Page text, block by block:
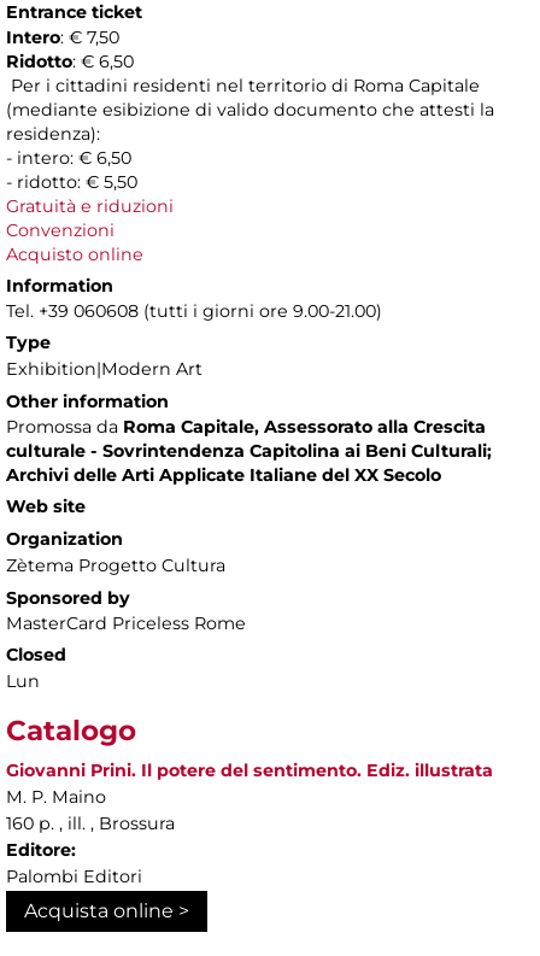
Entrance ticket
Intero: € 7,50
Ridotto: € 6,50
Per i cittadini residenti nel territorio di Roma Capitale
(mediante esibizione di valido documento che attesti la
residenza):
- intero: € 6,50
- ridotto: € 5,50
Gratuità e riduzioni
Convenzioni
Acquisto online
Information
Tel. +39 060608 (tutti i giorni ore 9.00-21.00)
Type
Exhibition|Modern Art
Other information
Promossa da Roma Capitale, Assessorato alla Crescita
culturale - Sovrintendenza Capitolina ai Beni Culturali;
Archivi delle Arti Applicate Italiane del XX Secolo
Web site
Organization
Zètema Progetto Cultura
Sponsored by
MasterCard Priceless Rome
Closed
Lun
Catalogo
Giovanni Prini. Il potere del sentimento. Ediz. illustrata
M. P. Maino
160 p. , ill. , Brossura
Editore:
Palombi Editori
Acquista online >